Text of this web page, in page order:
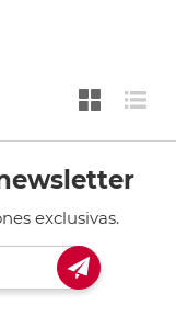
exclusivas.